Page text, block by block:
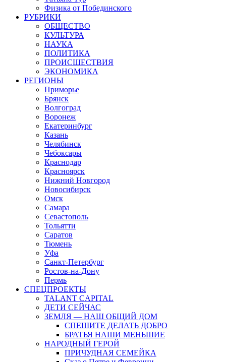
Физика от Побединского
РУБРИКИ
ОБЩЕСТВО
КУЛЬТУРА
НАУКА
ПОЛИТИКА
ПРОИСШЕСТВИЯ
ЭКОНОМИКА
РЕГИОНЫ
Приморье
Брянск
Волгоград
Воронеж
Екатеринбург
Казань
Челябинск
Чебоксары
Краснодар
Красноярск
Нижний Новгород
Новосибирск
Омск
Самара
Севастополь
Тольятти
Саратов
Тюмень
Уфа
Санкт-Петербург
Ростов-на-Дону
Пермь
СПЕЦПРОЕКТЫ
TALANT CAPITAL
ДЕТИ СЕЙЧАС
ЗЕМЛЯ — НАШ ОБЩИЙ ДОМ
СПЕШИТЕ ДЕЛАТЬ ДОБРО
БРАТЬЯ НАШИ МЕНЬШИЕ
НАРОДНЫЙ ГЕРОЙ
ПРИЧУДНАЯ СЕМЕЙКА